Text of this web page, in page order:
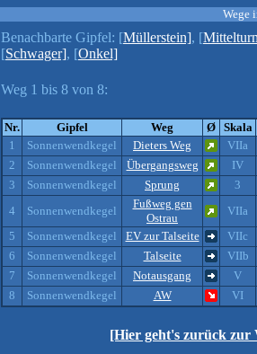
Wege
Benachbarte Gipfel: [Müllerstein], [
[Schwager], [Onkel]
Weg 1 bis 8 von 8:
Nr. Gipfel Weg Ø Skala
1
Sonnenwendkegel Dieters Weg
VIIa
2
Sonnenwendkegel Übergangsweg
IV
3
Sonnenwendkegel Sprung
3
4
Sonnenwendkegel
Fußweg gen
Ostrau
VIIa
5
Sonnenwendkegel EV zur Talseite
VIIc
6
Sonnenwendkegel Talseite
VIIb
7
Sonnenwendkegel Notausgang
V
8
Sonnenwendkegel AW VI
[Hier geht's zurück zur